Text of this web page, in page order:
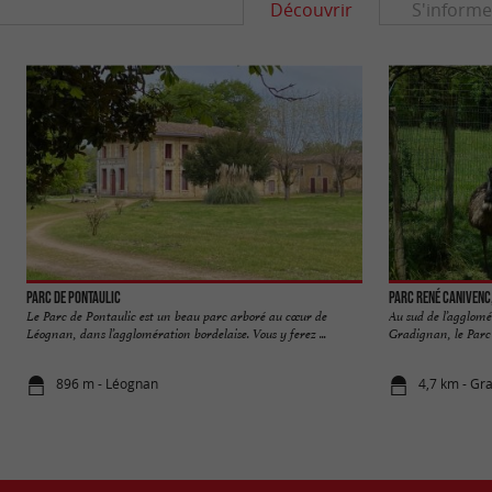
Découvrir
Parc de Pontaulic
Le Parc de Pontaulic est un beau parc arboré au cœur de
Léognan, dans l’agglomération bordelaise. Vous y ferez ...
896 m - Léognan
Parc René
Au sud de
Gradignan, le
4,7 km -